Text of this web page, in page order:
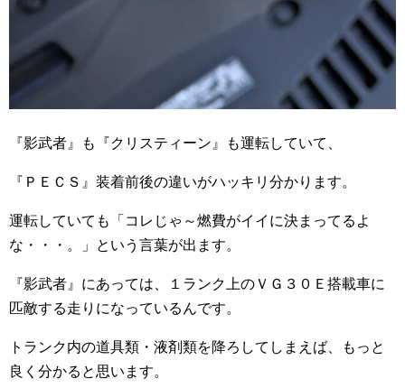
『影武者』も『クリスティーン』も運転していて、
『ＰＥＣＳ』装着前後の違いがハッキリ分かります。
運転していても「コレじゃ～燃費がイイに決まってるよ
な・・・。」という言葉が出ます。
『影武者』にあっては、１ランク上のＶＧ３０Ｅ搭載車に
匹敵する走りになっているんです。
トランク内の道具類・液剤類を降ろしてしまえば、もっと
良く分かると思います。